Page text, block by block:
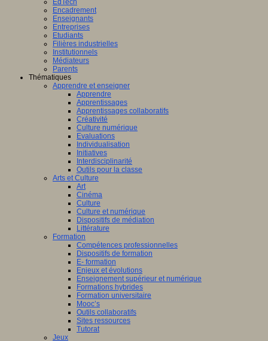
EdTech
Encadrement
Enseignants
Entreprises
Etudiants
Filières industrielles
Institutionnels
Médiateurs
Parents
Thématiques
Apprendre et enseigner
Apprendre
Apprentissages
Apprentissages collaboratifs
Créativité
Culture numérique
Evaluations
Individualisation
Initiatives
Interdisciplinarité
Outils pour la classe
Arts et Culture
Art
Cinéma
Culture
Culture et numérique
Dispositifs de médiation
Littérature
Formation
Compétences professionnelles
Dispositifs de formation
E- formation
Enjeux et évolutions
Enseignement supérieur et numérique
Formations hybrides
Formation universitaire
Mooc’s
Outils collaboratifs
Sites ressources
Tutorat
Jeux